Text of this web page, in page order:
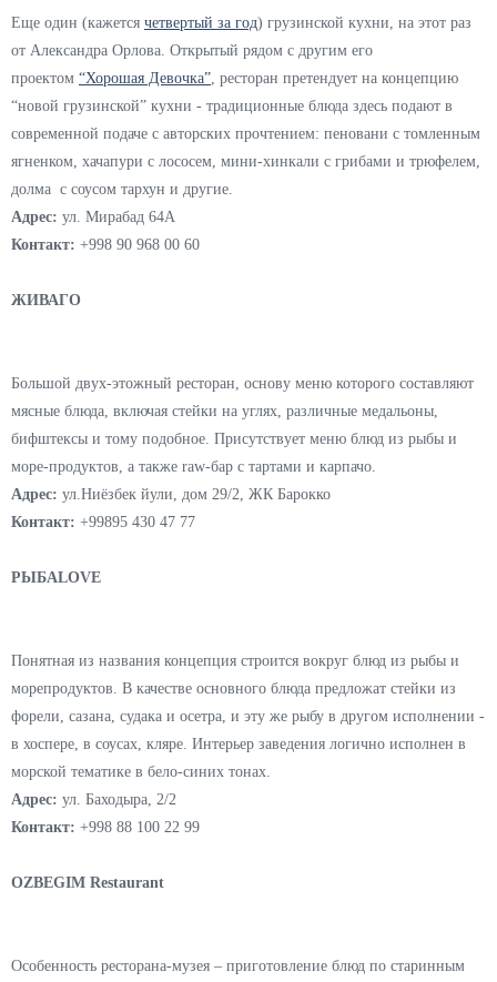
частые тематические винные ужины с живой музыкой станут
отличным поводом собраться с друзьями в приятной обстановке.
Адрес:Султонали Машхади, 57 ("Шампанских вин", напротив бара
Жигули).
Контакт:+998 90 999 82 99
TKX
от Александра Орлова. Открытый рядом с другим его
современной подаче с авторских прочтением: пеновани с томленным
ягненком, хачапури с лососем, мини-хинкали с грибами и трюфелем,
долма с соусом тархун и другие.
Адрес:ул. Мирабад 64А
Контакт: +998 90 968 00 60
мясные блюда, включая стейки на углях, различные медальоны,
бифштексы и тому подобное. Присутствует меню блюд из рыбы и
море-продуктов, а также raw-бар с тартами и карпачо.
Адрес:ул.Ниёзбек йули, дом 29/2, ЖК Барокко
Контакт:+99895 430 47 77
РЫБАLOVE
форели, сазана, судака и осетра, и эту же рыбу в другом исполнении -